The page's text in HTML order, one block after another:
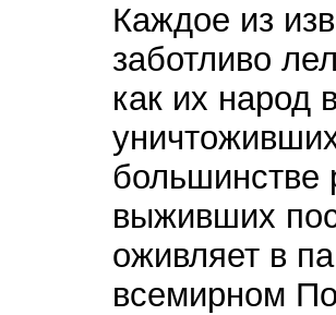
Каждое из
заботливо
как их народ
большинстве
выживших
оживляет в
всемирном